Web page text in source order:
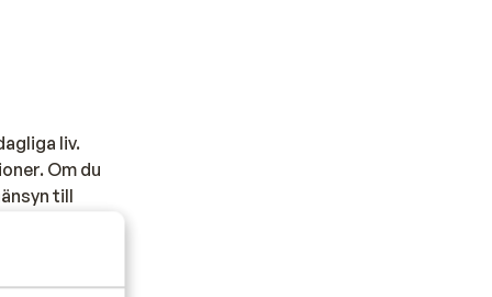
liv.
Om du
till